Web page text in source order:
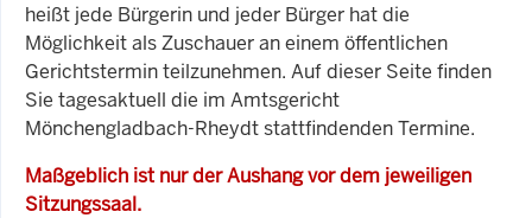
heißt jede Bürgerin und jeder Bürger hat die
Möglichkeit als Zuschauer an einem öffentlichen
Gerichtstermin teilzunehmen. Auf dieser Seite finden
Sie tagesaktuell die im Amtsgericht
Mönchengladbach-Rheydt stattfindenden Termine.
Maßgeblich ist nur der Aushang vor dem jeweiligen
Sitzungssaal.